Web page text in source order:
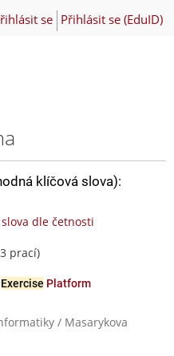
se Přihlásit se (EduID)
klíčová slova):
dle četnosti
prací)
Exercise Platform
/ Masarykova